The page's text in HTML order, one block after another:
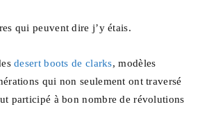
qui peuvent dire j’y étais.
desert boots de clarks, modèles
qui non seulement ont traversé
participé à bon nombre de révolutions